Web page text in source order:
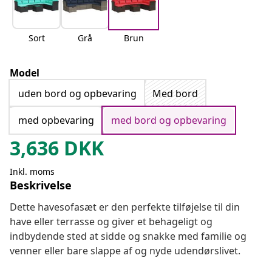
Sort Grå Brun
Model
uden bord og opbevaring
Med bord
med opbevaring
med bord og opbevaring
3,636 DKK
Inkl. moms
Beskrivelse
Dette havesofasæt er den perfekte tilføjelse til din
have eller terrasse og giver et behageligt og
indbydende sted at sidde og snakke med familie og
venner eller bare slappe af og nyde udendørslivet.